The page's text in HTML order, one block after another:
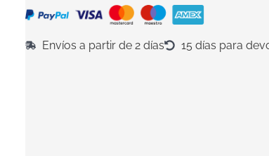
Envíos a partir de 2 días 15 días para